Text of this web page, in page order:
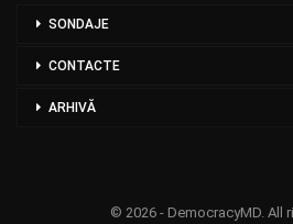
SONDAJE
CONTACTE
ARHIVĂ
© 2026 - DemocracyMD. All